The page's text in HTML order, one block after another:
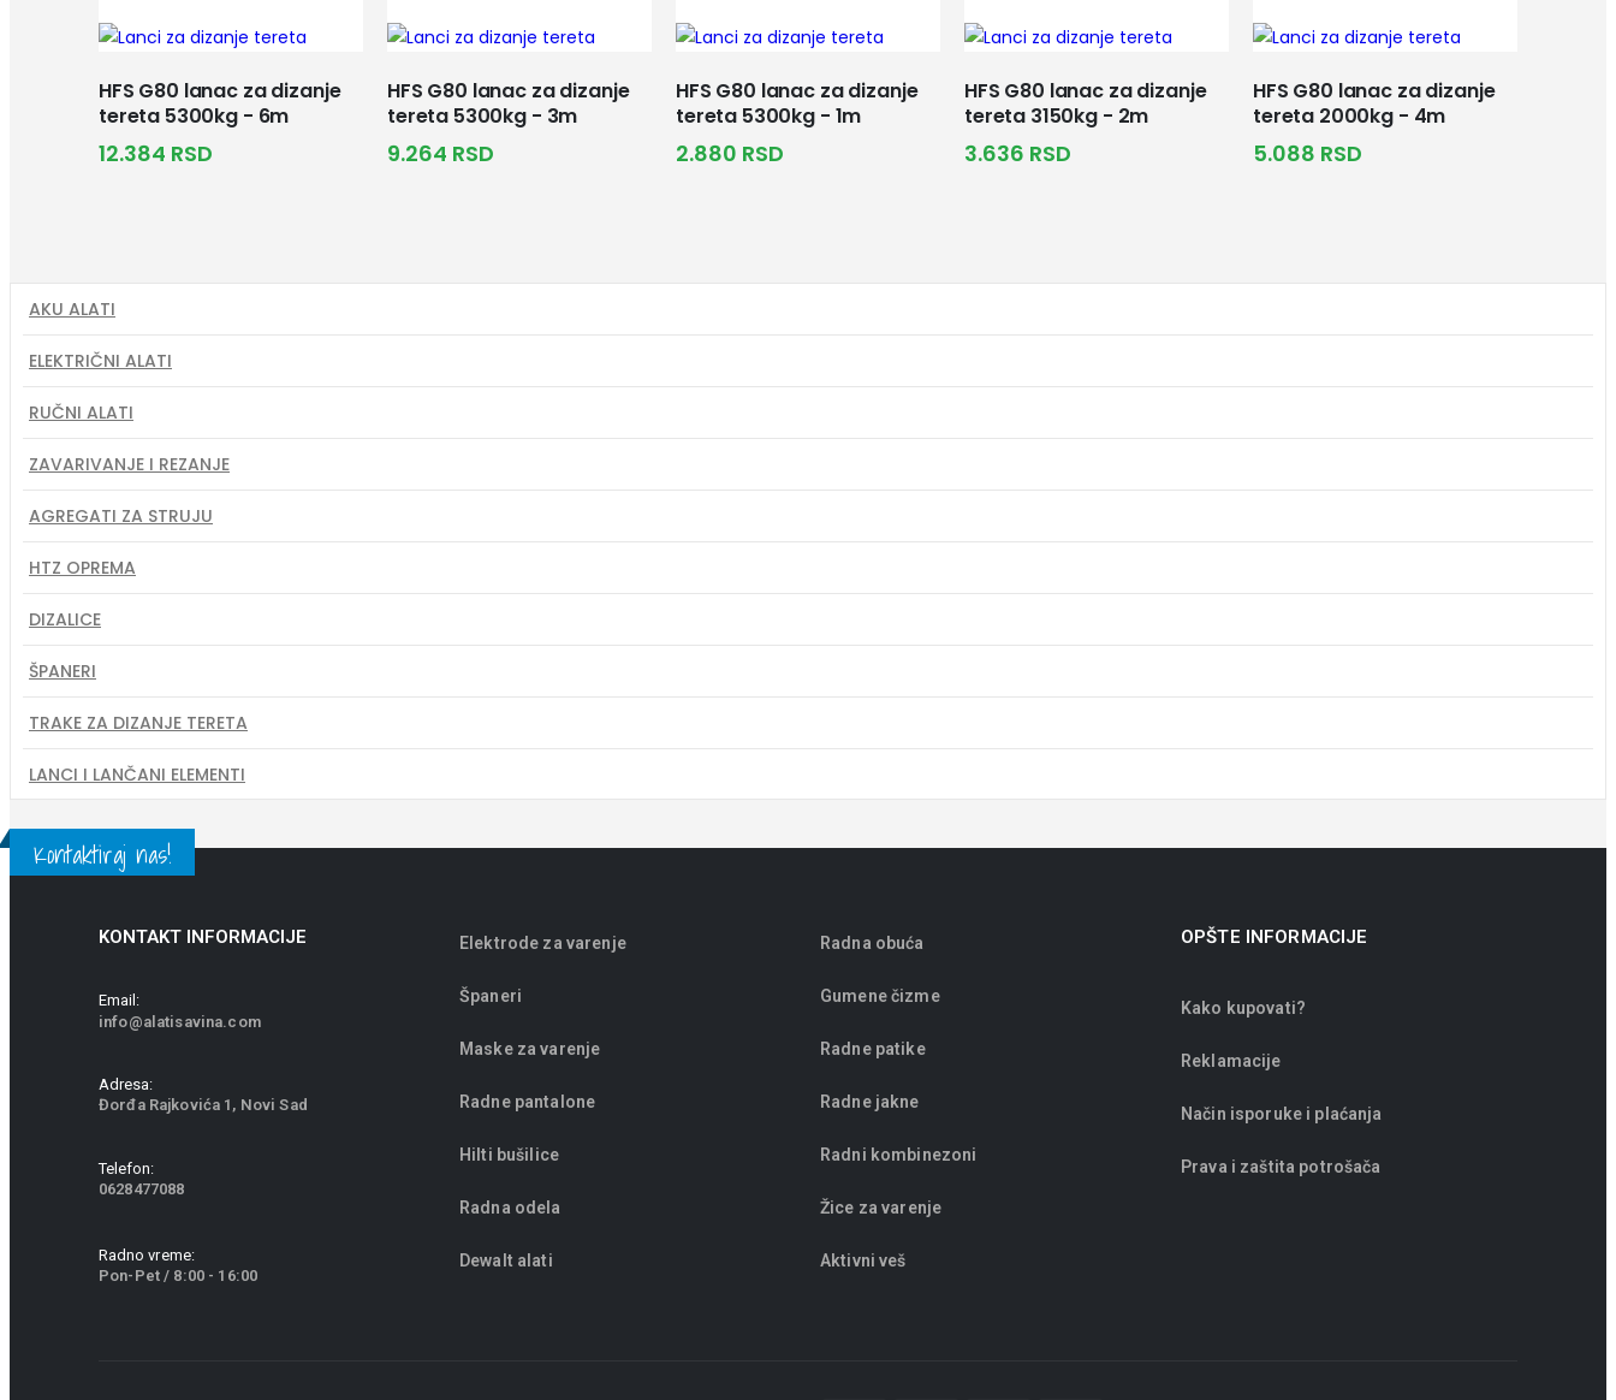
HFS G80 lanac za dizanje
tereta 5300kg - 6m
12.384 RSD
HFS G80 lanac za dizanje
tereta 5300kg - 3m
9.264 RSD
HFS G80 lanac za dizanje
tereta 5300kg - 1m
2.880 RSD
HFS G80 lanac za dizanje
tereta 3150kg - 2m
3.636 RSD
HFS G80 lanac za dizanje
tereta 2000kg - 4m
5.088 RSD
AKU ALATI
ELEKTRIČNI ALATI
RUČNI ALATI
ZAVARIVANJE I REZANJE
AGREGATI ZA STRUJU
HTZ OPREMA
DIZALICE
ŠPANERI
TRAKE ZA DIZANJE TERETA
LANCI I LANČANI ELEMENTI
Kontaktiraj nas!
KONTAKT INFORMACIJE
Email:
info@alatisavina.com
Adresa:
Đorđa Rajkovića 1, Novi Sad
Telefon:
0628477088
Radno vreme:
Pon-Pet / 8:00 - 16:00
Elektrode za varenje
Španeri
Maske za varenje
Radne pantalone
Hilti bušilice
Radna odela
Dewalt alati
Radna obuća
Gumene čizme
Radne patike
Radne jakne
Radni kombinezoni
Žice za varenje
Aktivni veš
OPŠTE INFORMACIJE
Kako kupovati?
Reklamacije
Način isporuke i plaćanja
Prava i zaštita potrošača